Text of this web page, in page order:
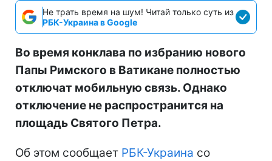
Не трать время на шум! Читай только суть из
РБК-Украина в Google
Во время конклава по избранию нового
Папы Римского в Ватикане полностью
отключат мобильную связь. Однако
отключение не распространится на
площадь Святого Петра.
Об этом сообщает РБК-Украина со